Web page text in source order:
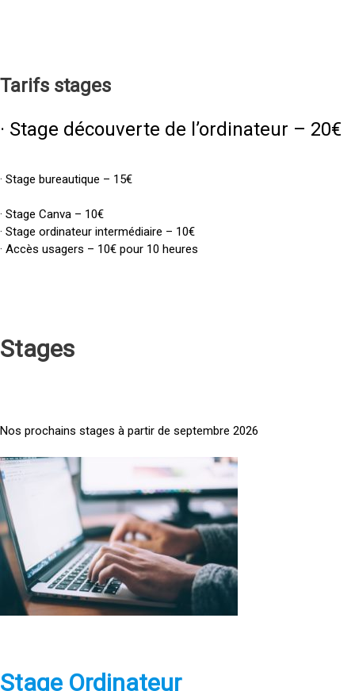
Tarifs stages
· Stage découverte de l’ordinateur – 20€
· Stage bureautique – 15€
· Stage Canva – 10€
· Stage ordinateur intermédiaire – 10€
· Accès usagers – 10€ pour 10 heures
Stages
Nos prochains stages à partir de septembre 2026
<
a
h
e
f
pStage Ordinateur